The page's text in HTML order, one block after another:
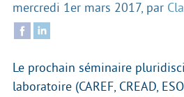
mercredi 1er mars 2017, par
Le prochain séminaire
laboratoire (CAREF, CREAD,